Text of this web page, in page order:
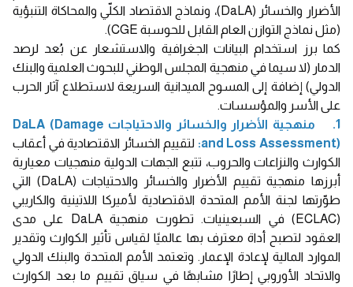
الأضرار والخسائر (DaLA)، ونماذج الاقتصاد الكلّي والمحاكاة التنبؤية
(مثل نماذج التوازن العام القابل للحوسبة CGE).
كما برز استخدام البيانات الجغرافية والاستشعار عن بُعد لرصد
الدمار (لا سيما في منهجية المجلس الوطني للبحوث العلمية والبنك
الدولي) إضافة إلى المسوح الميدانية السريعة لاستطلاع آثار الحرب
على الأسر والمؤسسات.
1. منهجية الأضرار والخسائر والاحتياجات
DaLA (Damage
and Loss Assessment): لتقييم الخسائر الاقتصادية في أعقاب
الكوارث والنزاعات والحروب، تتبع الجهات الدولية منهجيات معيارية
أبرزها منهجية تقييم الأضرار والخسائر والاحتياجات (DaLA) التي
طوّرتها لجنة الأمم المتحدة الاقتصادية لأميركا اللاتينية والكاريبي
(ECLAC) في السبعينيات. تطورت منهجية DaLA على مدى
العقود لتصبح أداة معترف بها عالميًا لقياس تأثير الكوارث وتقدير
الموارد المالية لإعادة الإعمار. وتعتمد الأمم المتحدة والبنك الدولي
والاتحاد الأوروبي إطارًا مشابهًا في سياق تقييم ما بعد الكوارث